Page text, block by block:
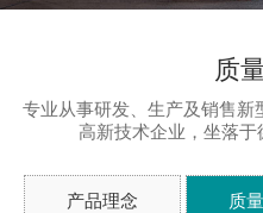
质
专业从事研发、生产及销售
高新技术企业，坐落于
产品理念 质